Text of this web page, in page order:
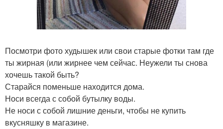
Посмотри фото худышек или свои старые фотки там где
ты жирная (или жирнее чем сейчас. Неужели ты снова
хочешь такой быть?
Старайся поменьше находится дома.
Носи всегда с собой бутылку воды.
Не носи с собой лишние деньги, чтобы не купить
вкусняшку в магазине.